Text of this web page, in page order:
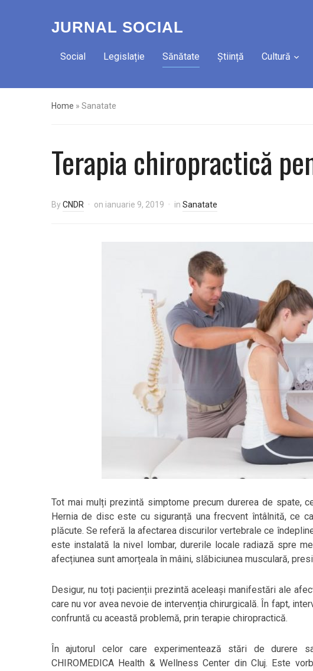
JURNAL SOCIAL
Social Legislație Sănătate Știință Cultură
Home » Sanatate
Terapia chiropractică
ByCNDR on ianuarie 9, 2019 in Sanatate
Tot mai mulți prezintă simptome precum durerea de spate,
Hernia de disc este cu siguranță una frecvent întâlnită, ce
plăcute. Se referă la afectarea discurilor vertebrale ce
este instalată la nivel lombar, durerile locale radiază spre
afecțiunea sunt amorțeala în mâini, slăbiciunea musculară,
Desigur, nu toți pacienții prezintă aceleași manifestări ale
care nu vor avea nevoie de intervenția chirurgicală. În fapt,
confruntă cu această problemă, prin terapie chiropractică.
În ajutorul celor care experimentează stări de durere
CHIROMEDICA Health & Wellness Center din Cluj. Este